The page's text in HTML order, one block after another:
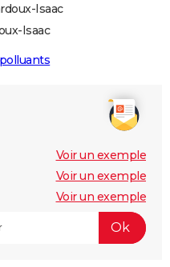
Isaac
Isaac
Voir un exemple
Voir un exemple
Voir un exemple